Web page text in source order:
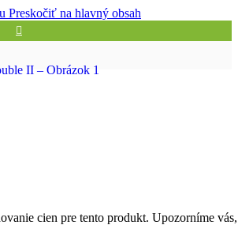
Preskočiť na hlavný obsah
cien pre tento produkt. Upozorníme